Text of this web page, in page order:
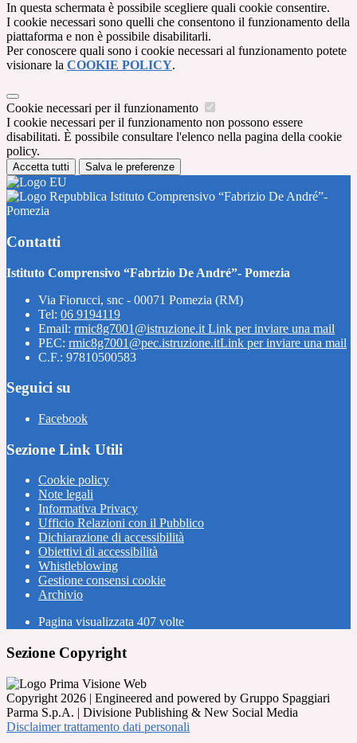
In questa schermata è possibile scegliere quali cookie consentire.
I cookie necessari sono quelli che consentono il funzionamento della
piattaforma e non è possibile disabilitarli.
Per conoscere quali sono i cookie necessari al funzionamento potete
visionare la COOKIE POLICY.
Cookie necessari per il funzionamento
I cookie necessari per il funzionamento non possono essere
disabilitati. È possibile consultare l'elenco nella pagina della cookie
policy.
Accetta tutti Salva le preferenze
Istituto Comprensivo “Fabrizio De André”-
Pomezia
Contatti
Istituto Comprensivo “Fabrizio De André”- Pomezia
Via Fiorucci, snc - 00071 Pomezia (RM)
Tel: 06 9194119
Email: rmic8g7001@istruzione.it Link per inviare una mail
PEC: rmic8g7001@pec.istruzione.itLink per inviare una mail
C.F.: 97810500583
Seguici su
Facebook
Sezione Link Utili
Cookie policy
Note legali
Informativa Privacy
Ufficio Relazioni con il Pubblico
Dichiarazione di accessibilità
Obiettivi di accessibilità
Whistleblowing
Gestione consensi cookie
Archivio
Pagina visualizzata 407 volte
Sezione Copyright
Copyright 2026 | Engineered and powered by Gruppo Spaggiari
Parma S.p.A. | Divisione Publishing & New Social Media
Disclaimer trattamento dati personali